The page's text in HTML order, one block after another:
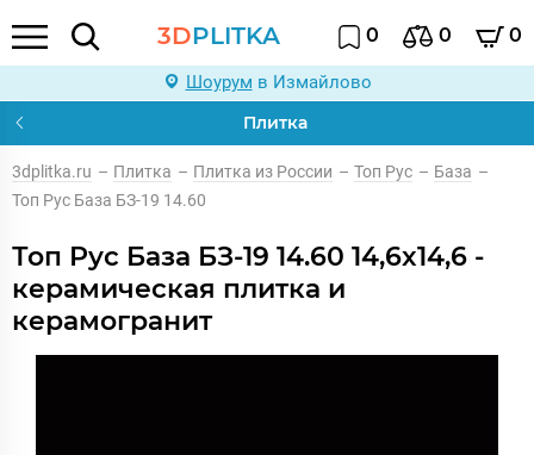
3DPLITKA 0 0 0
Шоурум в Измайлово
Плитка
3dplitka.ru – Плитка – Плитка из России – Топ Рус – База –
Топ Рус База БЗ-19 14.60
Топ Рус База БЗ-19 14.60 14,6x14,6 -
керамическая плитка и
керамогранит